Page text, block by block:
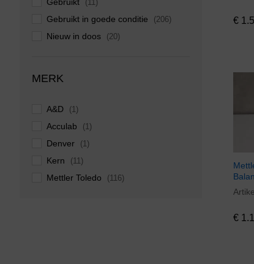
€
€
€
(11)
Gebruikt in goede conditie (206)
Nieuw in doos (20)
MERK
A&D (1)
Acculab (1)
Denver (1)
Kern (11)
Mettler Toledo (116)